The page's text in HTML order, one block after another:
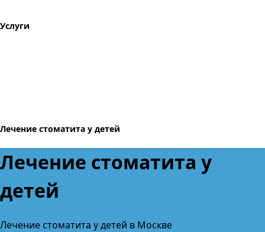
Услуги
Лечение стоматита у детей
Лечение стоматита у
детей
Лечение стоматита у детей в Москве